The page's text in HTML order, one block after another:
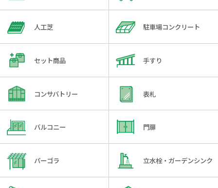
人工芝 駐車場コンクリート
セット商品 手すり
コンサバトリー 表札
バルコニー 門扉
パーゴラ 立水栓・ガーデンシンク